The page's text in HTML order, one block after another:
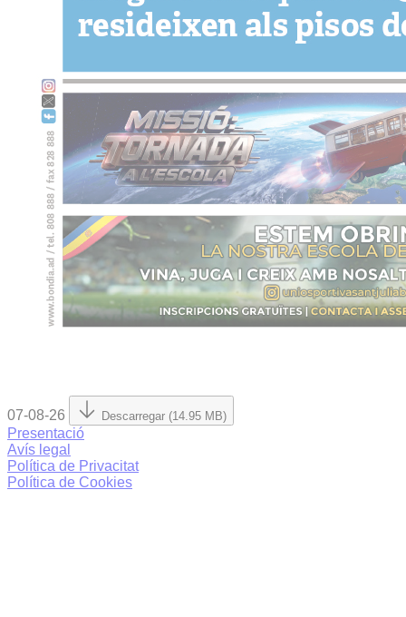
07-08-26 Descarregar (14.95 MB)
Presentació
Avís legal
Política de Privacitat
Política de Cookies